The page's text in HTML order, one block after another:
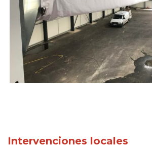
Intervenciones locales